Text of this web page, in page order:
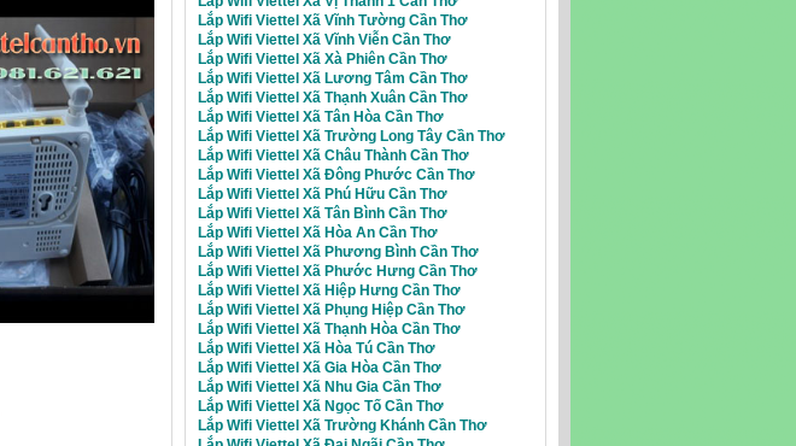
Lắp Wifi Viettel Xã Vĩnh Tường Cần Thơ
Lắp Wifi Viettel Xã Vĩnh Viễn Cần Thơ
Lắp Wifi Viettel Xã Xà Phiên Cần Thơ
Lắp Wifi Viettel Xã Lương Tâm Cần Thơ
Lắp Wifi Viettel Xã Thạnh Xuân Cần Thơ
Lắp Wifi Viettel Xã Tân Hòa Cần Thơ
Lắp Wifi Viettel Xã Trường Long Tây Cần Thơ
Lắp Wifi Viettel Xã Châu Thành Cần Thơ
Lắp Wifi Viettel Xã Đông Phước Cần Thơ
Lắp Wifi Viettel Xã Phú Hữu Cần Thơ
Lắp Wifi Viettel Xã Tân Bình Cần Thơ
Lắp Wifi Viettel Xã Hòa An Cần Thơ
Lắp Wifi Viettel Xã Phương Bình Cần Thơ
Lắp Wifi Viettel Xã Phước Hưng Cần Thơ
Lắp Wifi Viettel Xã Hiệp Hưng Cần Thơ
Lắp Wifi Viettel Xã Phụng Hiệp Cần Thơ
Lắp Wifi Viettel Xã Thạnh Hòa Cần Thơ
Lắp Wifi Viettel Xã Hòa Tú Cần Thơ
Lắp Wifi Viettel Xã Gia Hòa Cần Thơ
Lắp Wifi Viettel Xã Nhu Gia Cần Thơ
Lắp Wifi Viettel Xã Ngọc Tố Cần Thơ
Lắp Wifi Viettel Xã Trường Khánh Cần Thơ